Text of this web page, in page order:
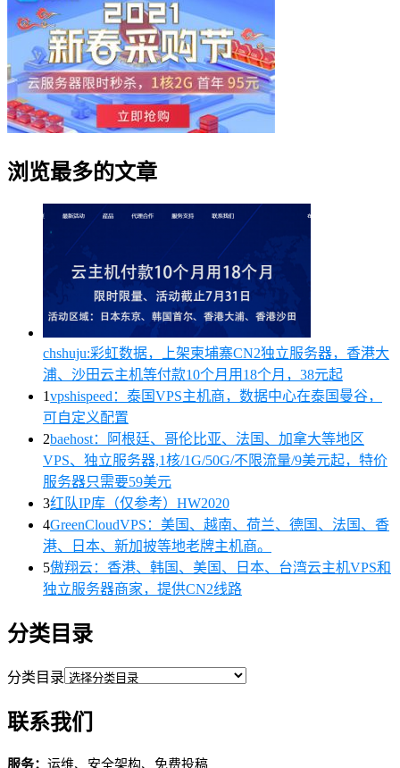
浏览最多的文章
chshuju:彩虹数据，上架柬埔寨CN2独立服务器，香港大
浦、沙田云主机等付款10个月用18个月，38元起
1vpshispeed：泰国VPS主机商，数据中心在泰国曼谷，
可自定义配置
2baehost：阿根廷、哥伦比亚、法国、加拿大等地区
VPS、独立服务器,1核/1G/50G/不限流量/9美元起，特价
服务器只需要59美元
3红队IP库（仅参考）HW2020
4GreenCloudVPS：美国、越南、荷兰、德国、法国、香
港、日本、新加披等地老牌主机商。
5傲翔云：香港、韩国、美国、日本、台湾云主机VPS和
独立服务器商家，提供CN2线路
分类目录
分类目录
联系我们
服务： 运维、安全架构、免费投稿